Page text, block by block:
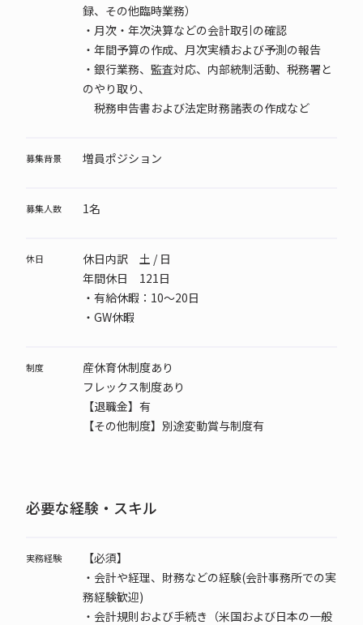
録、その他臨時業務）
・月次・年次決算などの会計取引の確認
・年間予算の作成、月次実績および予測の報告
・銀行業務、監査対応、内部統制活動、税務署と
のやり取り、
税務申告書および法定財務諸表の作成など
募集背景 増員ポジション
募集人数 1名
休日
休日内訳 土 / 日
年間休日 121日
・有給休暇：10～20日
・GW休暇
制度
産休育休制度あり
フレックス制度あり
【退職金】有
【その他制度】別途変動賞与制度有
必要な経験・スキル
実務経験
【必須】
・会計や経理、財務などの経験(会計事務所での実
務経験歓迎)
・会計規則および手続き（米国および日本の一般